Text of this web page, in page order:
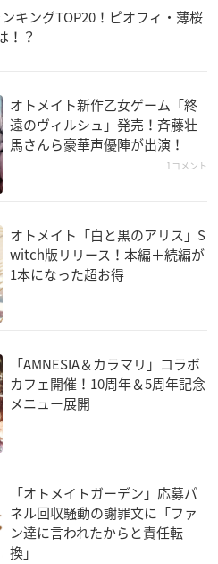
キングTOP20！ピオフィ・薄桜
！？
オトメイト新作乙女ゲーム「終
遠のヴィルシュ」発売！斉藤壮
馬さんら豪華声優陣が出演！
1コメント
オトメイト「白と黒のアリス」S
witch版リリース！本編＋続編が
1本になった超お得
「AMNESIA＆カラマリ」コラボ
カフェ開催！10周年＆5周年記念
メニュー展開
「オトメイトガーデン」応募パ
ネル回収騒動の謝罪文に「ファ
ン達に言われたからと責任転
換」